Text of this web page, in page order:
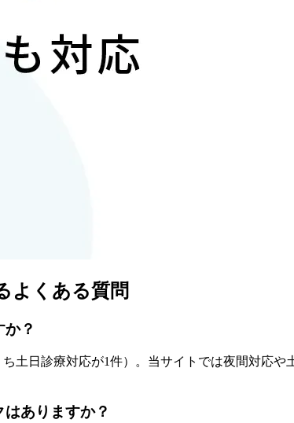
よくある質問
？
ち土日診療対応が1件）
。当サイトでは夜間対応や
ありますか？